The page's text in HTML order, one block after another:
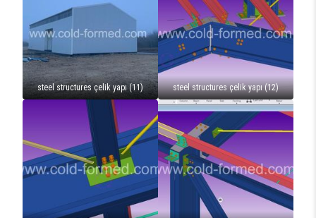
steel structures çelik yapı (11) steel structures çelik yapı (12)